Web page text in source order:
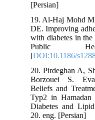
[Persian]
19. Al-Haj Mohd
DE. Improving
with diabetes in
Public
[DOI:10.1186/
20. Pirdeghan A,
Borzouei S.
Beliefs and
Typ2 in
Diabetes and
20. eng. [Persian]